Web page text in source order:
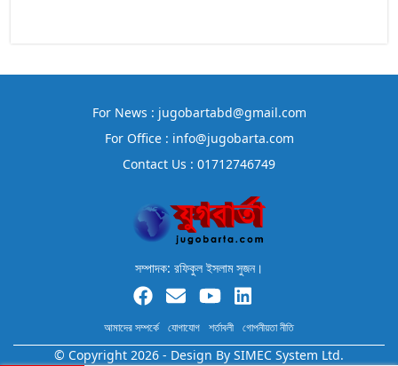
For News : jugobartabd@gmail.com
For Office : info@jugobarta.com
Contact Us : 01712746749
সম্পাদক: রফিকুল ইসলাম সুজন।
আমাদের সম্পর্কে যোগাযোগ শর্তাবলী গোপনীয়তা নীতি
© Copyright 2026 - Design By SIMEC System Ltd.